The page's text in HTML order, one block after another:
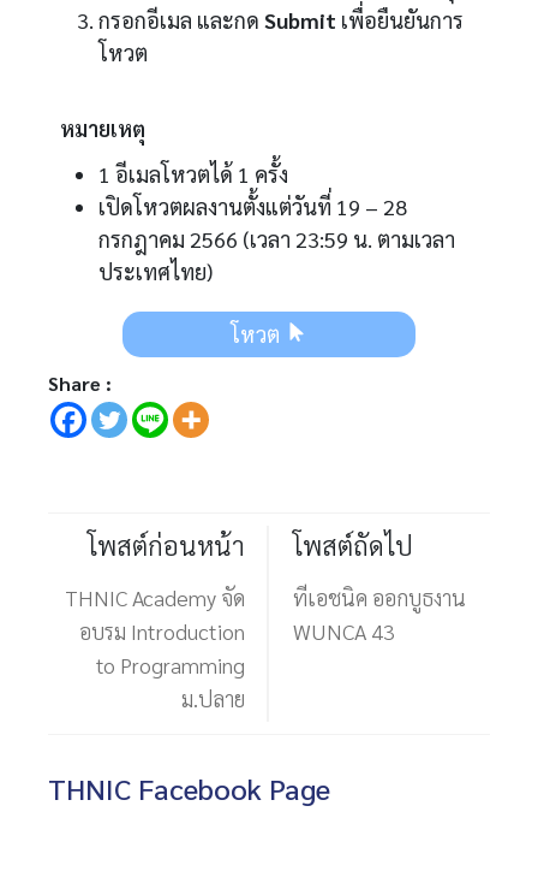
กรอกอีเมล และกดSubmit เพื่อยืนยันการ
โหวต
หมายเหตุ
1 อีเมลโหวตได้ 1 ครั้ง
เปิดโหวตผลงานตั้งแต่วันที่ 19 – 28
กรกฎาคม 2566 (เวลา 23:59 น. ตามเวลา
ประเทศไทย)
โหวต
Share :
โพสต์ก่อนหน้า
THNIC Academy จัด
อบรม Introduction
to Programming
ม.ปลาย
โพสต์ถัดไป
ทีเอชนิค ออกบูธงาน
WUNCA 43
THNIC Facebook Page